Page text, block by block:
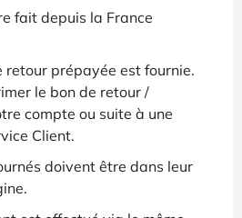
fait depuis la France
retour prépayée est fournie.
le bon de retour /
compte ou suite à une
Client.
doivent être dans leur